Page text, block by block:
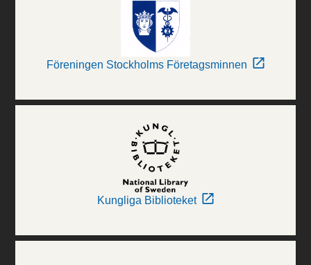
Föreningen Stockholms Företagsminnen
Kungliga Biblioteket